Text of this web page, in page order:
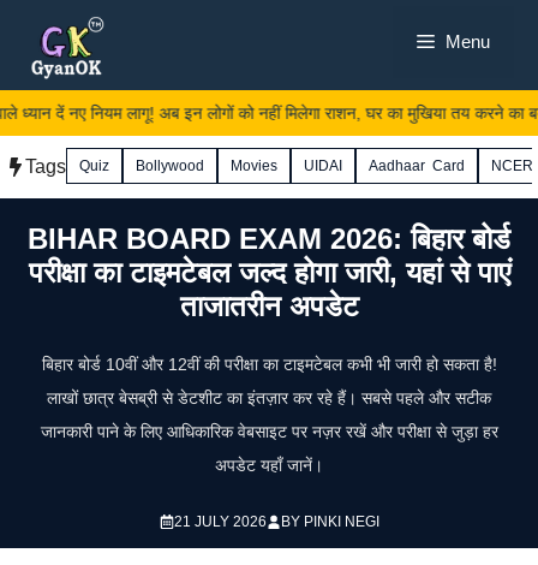
content
Menu
दें नए नियम लागू! अब इन लोगों को नहीं मिलेगा राशन, घर का मुखिया तय करने का
Tags Quiz Bollywood Movies UIDAI Aadhaar Card
BIHAR BOARD EXAM 2026: बिहार बोर्ड
परीक्षा का टाइमटेबल जल्द होगा जारी, यहां से पाएं
ताजातरीन अपडेट
बिहार बोर्ड 10वीं और 12वीं की परीक्षा का टाइमटेबल कभी भी जारी हो सकता है!
लाखों छात्र बेसब्री से डेटशीट का इंतज़ार कर रहे हैं। सबसे पहले और सटीक
जानकारी पाने के लिए आधिकारिक वेबसाइट पर नज़र रखें और परीक्षा से जुड़ा हर
अपडेट यहाँ जानें।
21 JULY 2026 BY PINKI NEGI